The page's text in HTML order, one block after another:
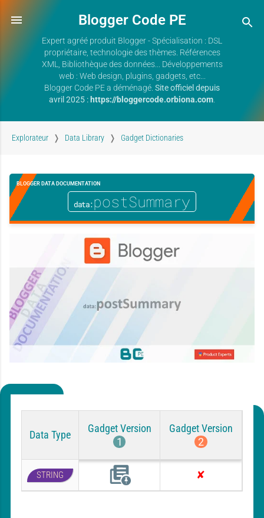
Blogger Code PE
Expert agréé produit Blogger - Spécialisation : DSL
propriétaire, technologie des thèmes. Références
XML, Bibliothèque des données... Développements
web : Web design, plugins, gadgets, etc...
Blogger Code PE a déménagé. Site officiel depuis
avril 2025 : https://bloggercode.orbiona.com.
Explorateur Data Library Gadget Dictionaries
data:postSummary
BLOGGER DATA DOCUMENTATION
Data Type
Gadget Version
1
Gadget Version
2
STRING
e